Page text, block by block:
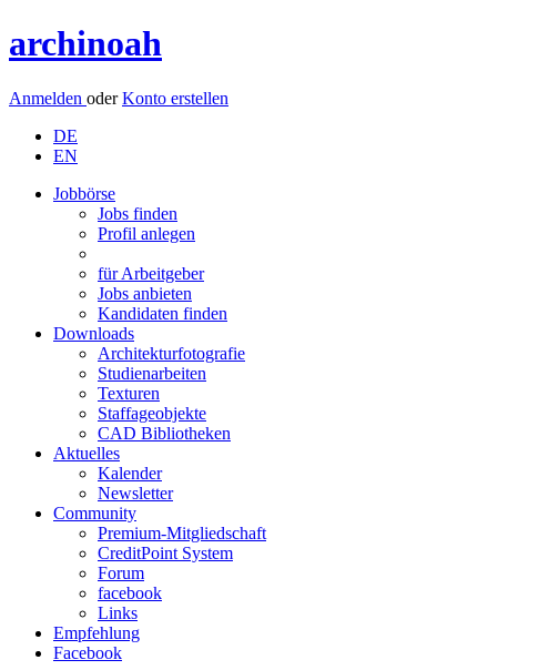
archinoah
Anmelden oderKonto erstellen
DE
EN
Jobbörse
Jobs finden
Profil anlegen
für Arbeitgeber
Jobs anbieten
Kandidaten finden
Downloads
Architekturfotografie
Studienarbeiten
Texturen
Staffageobjekte
CAD Bibliotheken
Aktuelles
Kalender
Newsletter
Community
Premium-Mitgliedschaft
CreditPoint System
Forum
facebook
Links
Empfehlung
Facebook